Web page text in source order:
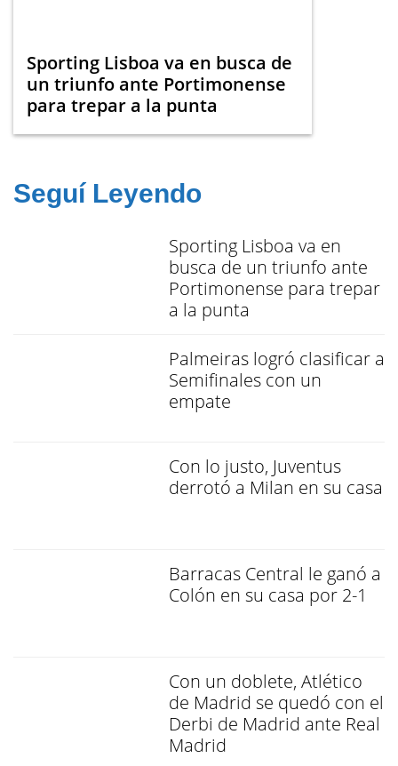
Sporting Lisboa va en busca de
un triunfo ante Portimonense
para trepar a la punta
Seguí Leyendo
Sporting Lisboa va en
busca de un triunfo ante
Portimonense para trepar
a la punta
Palmeiras logró clasificar a
Semifinales con un
empate
Con lo justo, Juventus
derrotó a Milan en su casa
Barracas Central le ganó a
Colón en su casa por 2-1
Con un doblete, Atlético
de Madrid se quedó con el
Derbi de Madrid ante Real
Madrid